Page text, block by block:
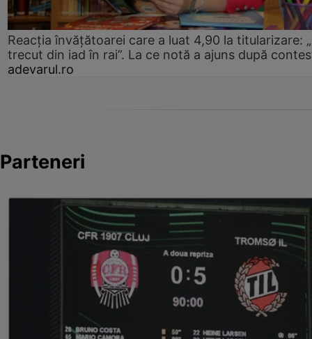
Reacția învățătoarei care a luat 4,90 la titularizare:
trecut din iad în rai”. La ce notă a ajuns după
adevarul.ro
Parteneri